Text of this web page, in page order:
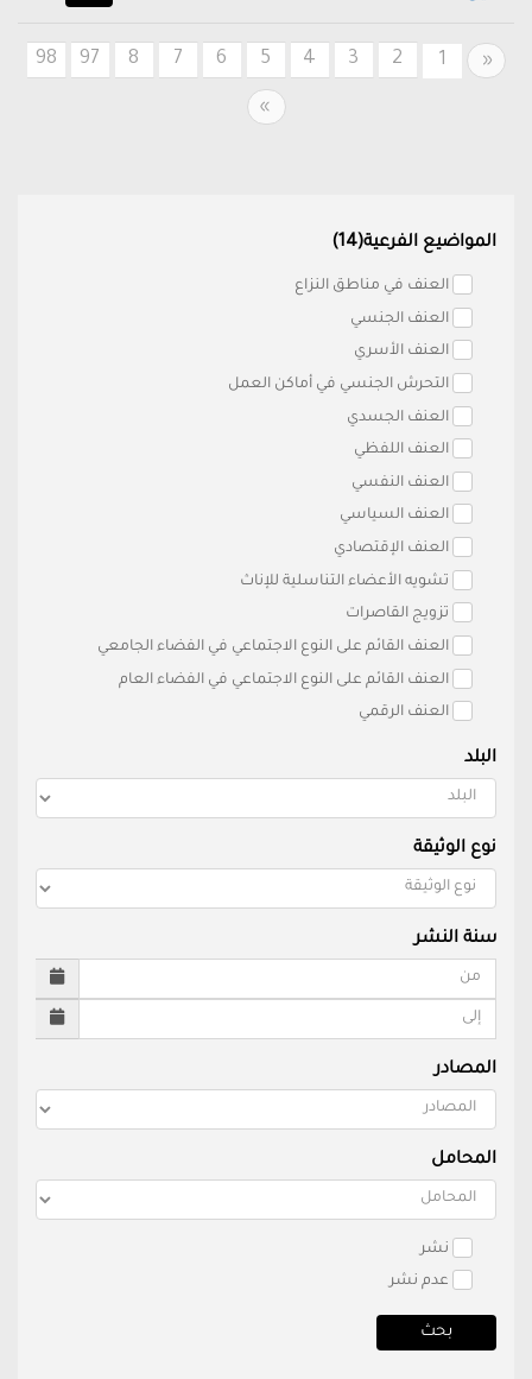
«
Previous
1
2
3
4
5
6
7
8
97
98
»
Next
المواضيع الفرعية(14)
العنف في مناطق النزاع
العنف الجنسي
العنف الأسري
التحرش الجنسي في أماكن العمل
العنف الجسدي
العنف اللفظي
العنف النفسي
العنف السياسي
العنف الإقتصادي
تشويه الأعضاء التناسلية للإناث
تزويج القاصرات
العنف القائم على النوع الاجتماعي في الفضاء الجامعي
العنف القائم على النوع الاجتماعي في الفضاء العام
العنف الرقمي
البلد
نوع الوثيقة
سنة النشر
المصادر
المحامل
نشر
عدم نشر
بحث